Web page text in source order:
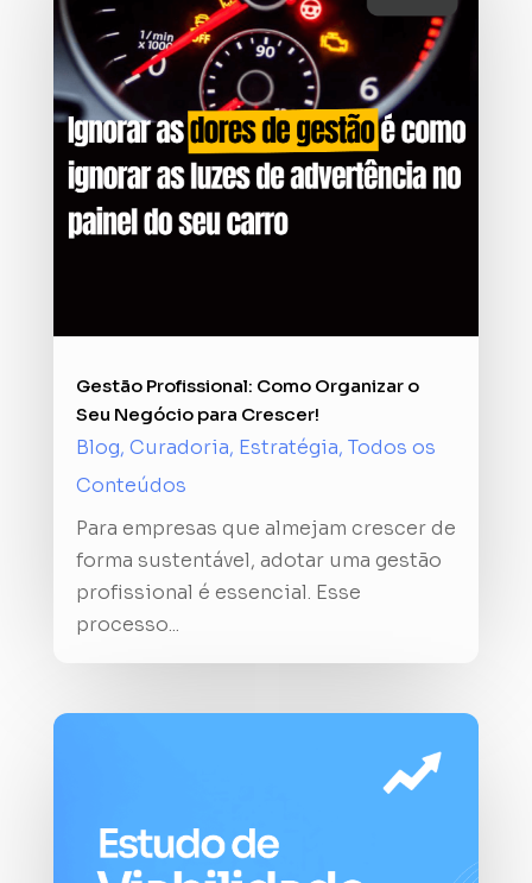
Gestão Profissional: Como Organizar o
Seu Negócio para Crescer!
Blog, Curadoria, Estratégia, Todos os
Conteúdos
Para empresas que almejam crescer de
forma sustentável, adotar uma gestão
profissional é essencial. Esse
processo...